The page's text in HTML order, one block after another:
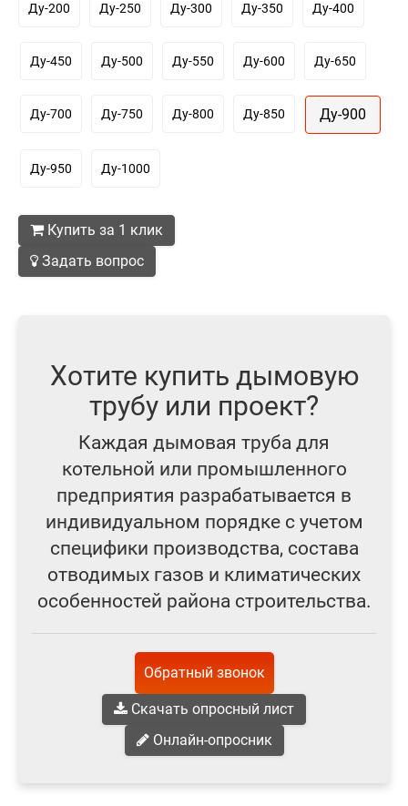
Ду-200 Ду-250 Ду-300 Ду-350 Ду-400
Ду-450 Ду-500 Ду-550 Ду-600 Ду-650
Ду-700 Ду-750 Ду-800 Ду-850 Ду-900
Ду-950 Ду-1000
Купить за 1 клик
Задать вопрос
Хотите купить дымовую
трубу или проект?
Каждая дымовая труба для
котельной или промышленного
предприятия разрабатывается в
индивидуальном порядке с учетом
специфики производства, состава
отводимых газов и климатических
особенностей района строительства.
Обратный звонок
Скачать опросный лист
Онлайн-опросник